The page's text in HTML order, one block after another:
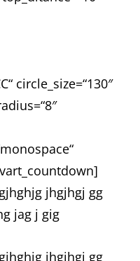
circle_size=“130″
jhgjhgj gg
jag j gig
jhgjhgj gg